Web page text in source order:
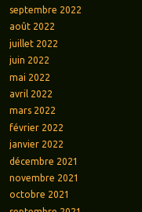
septembre 2022
août 2022
juillet 2022
juin 2022
mai 2022
avril 2022
mars 2022
février 2022
janvier 2022
décembre 2021
novembre 2021
octobre 2021